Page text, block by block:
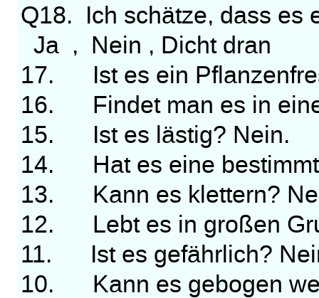
Q18. Ich schätze, dass es
Ja , Nein , Dicht dran
17. Ist es ein
16. Findet man es in
15. Ist es lästig? Nein.
14. Hat es eine
13. Kann es klettern?
12. Lebt es in großen
11. Ist es gefährlich?
10. Kann es gebogen